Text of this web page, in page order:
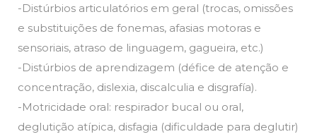
-Distúrbios articulatórios em geral (trocas, omissões
e substituições de fonemas, afasias motoras e
sensoriais, atraso de linguagem, gagueira, etc.)
-Distúrbios de aprendizagem (défice de atenção e
concentração, dislexia, discalculia e disgrafía).
-Motricidade oral: respirador bucal ou oral,
deglutição atípica, disfagia (dificuldade para deglutir)